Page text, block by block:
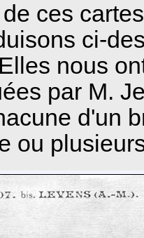
ces
ci-
nous
par M.
d'un
ou